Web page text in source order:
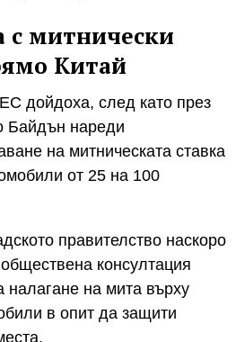
митнически
Китай
дойдоха, след като през
Байдън нареди
на митническата ставка
от 25 на 100
правителство наскоро
консултация
налагане на мита върху
в опит да защити